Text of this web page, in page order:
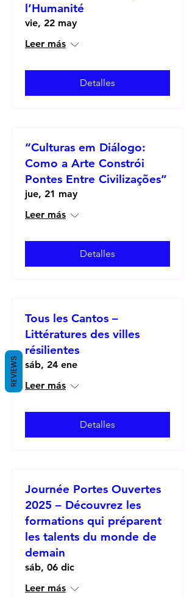
l’Humanité
vie, 22 may
Leer más
Detalles
“Culturas em Diálogo:
Como a Arte Constrói
Pontes Entre Civilizações”
jue, 21 may
Leer más
Detalles
Tous les Cantos –
Littératures des villes
résilientes
sáb, 24 ene
Leer más
Detalles
Journée Portes Ouvertes
2025 – Découvrez les
formations qui préparent
les talents du monde de
demain
sáb, 06 dic
Leer más
REVIEWS